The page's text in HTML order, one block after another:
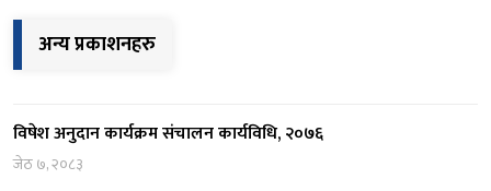
अन्य प्रकाशनहरु
विषेश अनुदान कार्यक्रम संचालन कार्यविधि, २०७६
जेठ ७, २०८३